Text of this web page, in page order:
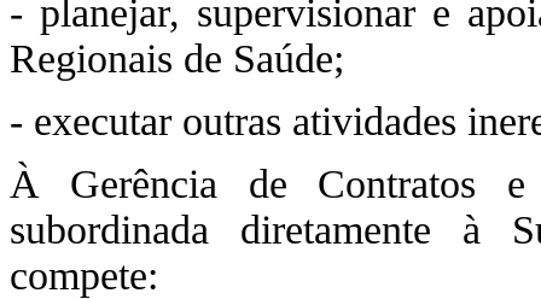
- planejar, supervisionar e
Regionais de Saúde;
- executar outras atividades
À Gerência de Contratos e
subordinada diretamente à
compete: